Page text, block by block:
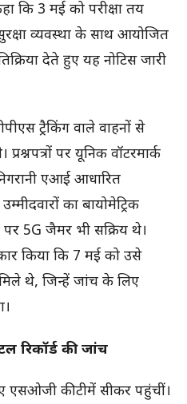
कि 3 मई को परीक्षा तय
व्यवस्था के साथ आयोजित
देते हुए यह नोटिस जारी
ट्रैकिंग वाले वाहनों से
पर यूनिक वॉटरमार्क
एआई आधारित
का बायोमेट्रिक
पर 5G जैमर भी सक्रिय थे।
किया कि 7 मई को उसे
थे, जिन्हें जांच के लिए
रिकॉर्ड की जांच
एसओजी की टीमें सीकर पहुंचीं।